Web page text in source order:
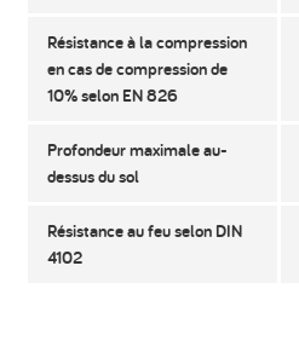
Résistance à la compression
en cas de compression de
10% selon EN 826
Profondeur maximale au-
dessus du sol
Résistance au feu selon DIN
4102​​​​​​​